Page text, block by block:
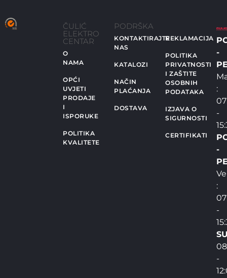
ČULIĆ
ELEKTRO
CENTAR
O
NAMA
OPĆI
UVJETI
PRODAJE
I
ISPORUKE
POLITIKA
KVALITETE
PODRŠKA
KONTAKTIRAJTE
NAS
KATALOZI
NAČIN
PLAĆANJA
DOSTAVA
REKLAMACIJA
POLITIKA
PRIVATNOSTI
I ZAŠTITE
OSOBNIH
PODATAKA
IZJAVA O
SIGURNOSTI
CERTIFIKATI
-
:
-
-
:
-
-